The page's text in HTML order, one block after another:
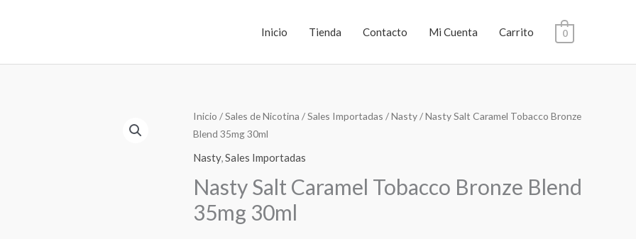
Inicio Tienda Contacto Mi Cuenta Carrito 0
Inicio /Sales de Nicotina /Sales Importadas /Nasty/ Nasty Salt Caramel Tobacco Bronze
Blend 35mg 30ml
Nasty,Sales Importadas
Nasty Salt Caramel Tobacco Bronze Blend
35mg 30ml
Nasty
Salt
Caramel
Bronze
Blend